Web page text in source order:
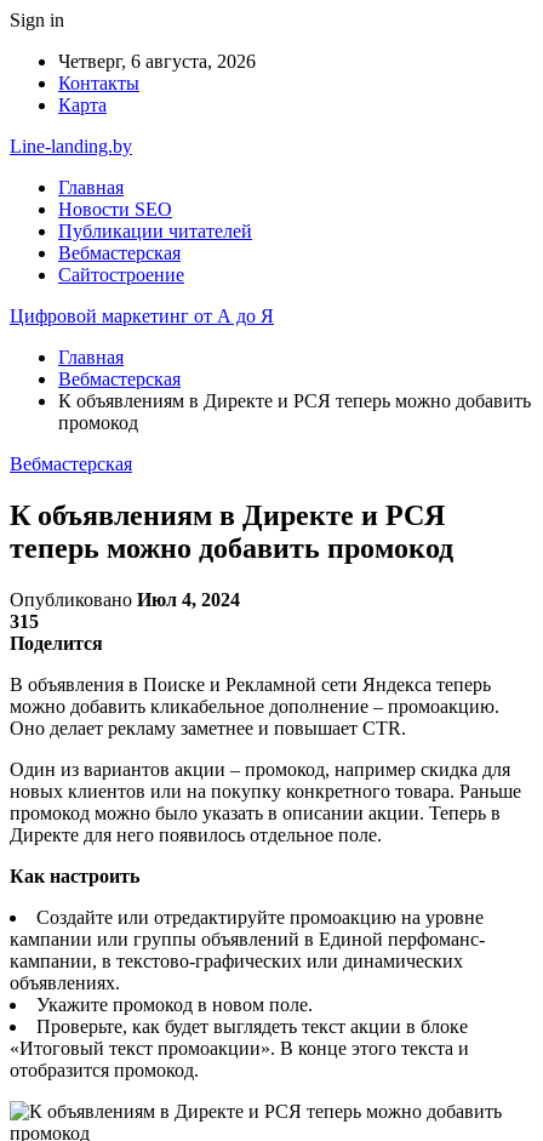
Sign in
Четверг, 6 августа, 2026
Контакты
Карта
Line-landing.by
Главная
Новости SEO
Публикации читателей
Вебмастерская
Сайтостроение
Цифровой маркетинг от А до Я
Главная
Вебмастерская
К объявлениям в Директе и РСЯ теперь можно добавить
промокод
Вебмастерская
К объявлениям в Директе и РСЯ
теперь можно добавить промокод
Опубликовано Июл 4, 2024
315
Поделится
В объявления в Поиске и Рекламной сети Яндекса теперь
можно добавить кликабельное дополнение – промоакцию.
Оно делает рекламу заметнее и повышает CTR.
Один из вариантов акции – промокод, например скидка для
новых клиентов или на покупку конкретного товара. Раньше
промокод можно было указать в описании акции. Теперь в
Директе для него появилось отдельное поле.
Как настроить
Создайте или отредактируйте промоакцию на уровне
кампании или группы объявлений в Единой перфоманс-
кампании, в текстово-графических или динамических
объявлениях.
Укажите промокод в новом поле.
Проверьте, как будет выглядеть текст акции в блоке
«Итоговый текст промоакции». В конце этого текста и
отобразится промокод.